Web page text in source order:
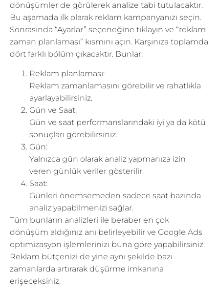
dönüşümler de görülerek analize tabi tutulacaktır.
Bu aşamada ilk olarak reklam kampanyanızı seçin.
Sonrasında “Ayarlar” seçeneğine tıklayın ve “reklam
zaman planlaması” kısmını açın. Karşınıza toplamda
dört farklı bölüm çıkacaktır. Bunlar;
Reklam planlaması:
Reklam zamanlamasını görebilir ve rahatlıkla
ayarlayabilirsiniz.
Gün ve Saat:
Gün ve saat performanslarındaki iyi ya da kötü
sonuçları görebilirsiniz.
Gün:
Yalnızca gün olarak analiz yapmanıza izin
veren günlük veriler gösterilir.
Saat:
Günleri önemsemeden sadece saat bazında
analiz yapabilmenizi sağlar.
Tüm bunların analizleri ile beraber en çok
dönüşüm aldığınız anı belirleyebilir ve Google Ads
optimizasyon işlemlerinizi buna göre yapabilirsiniz.
Reklam bütçenizi de yine aynı şekilde bazı
zamanlarda artırarak düşürme imkanına
erişeceksiniz.